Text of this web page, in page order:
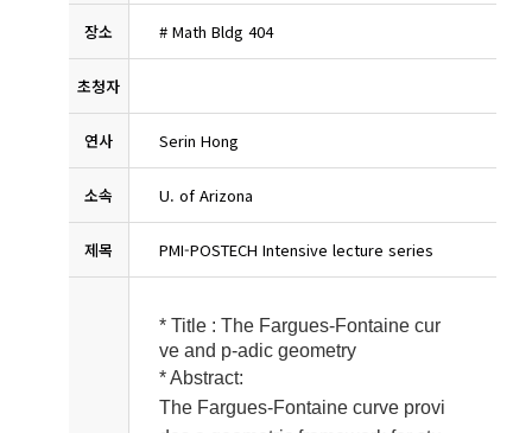
장소 # Math Bldg 404
초청자
연사 Serin Hong
소속 U. of Arizona
제목 PMI-POSTECH Intensive lecture series
* Title : The Fargues-Fontaine cur
ve and p-adic geometry
* Abstract:
The Fargues-Fontaine curve provi